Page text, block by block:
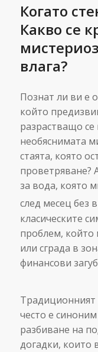
Когато
Какво се
влага?
Познат ли ви е
който
разрастващо
необяснимата
стаята, която
проветряване?
за вода, която
след месец без
класическите
проблем,
или сграда в
финансови
често е
разбиване на
догадки, които